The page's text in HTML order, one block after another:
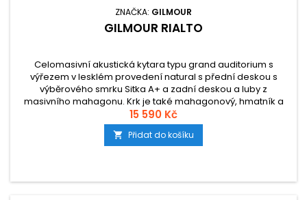
ZNAČKA: GILMOUR
GILMOUR RIALTO
Celomasivní akustická kytara typu grand auditorium s
výřezem v lesklém provedení natural s přední deskou s
výběrového smrku Sitka A+ a zadní deskou a luby z
masivního mahagonu. Krk je také mahagonový, hmatník a
kobylku tvoří eben.
15 590 Kč
 Přidat do košíku